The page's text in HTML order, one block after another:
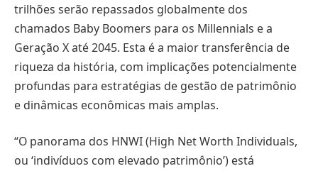
trilhões serão repassados ​​globalmente dos
chamados Baby Boomers para os Millennials e a
Geração X até 2045. Esta é a maior transferência de
riqueza da história, com implicações potencialmente
profundas para estratégias de gestão de patrimônio
e dinâmicas econômicas mais amplas.
“O panorama dos HNWI (High Net Worth Individuals,
ou ‘indivíduos com elevado patrimônio’) está